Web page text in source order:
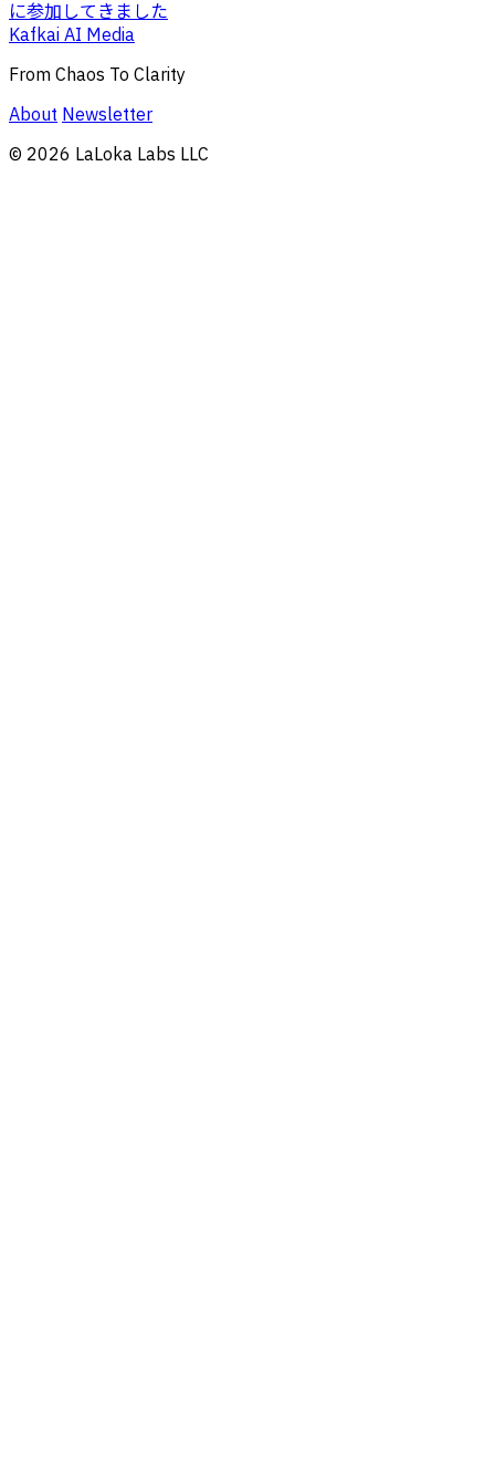
に参加してきました
Kafkai AI Media
From Chaos To Clarity
About Newsletter
© 2026 LaLoka Labs LLC